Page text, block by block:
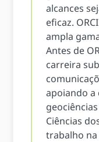
alcances
eficaz.
ampla
Antes de
carreira
apoiando a
Ciências
trabalho